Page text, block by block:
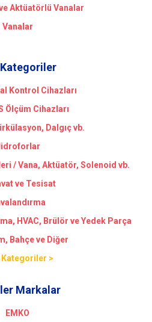
Aktüatörlü Vanalar
Vanalar
Kontrol Cihazları
Ölçüm Cihazları
Dalgıç vb.
/ Vana, Aktüatör, Solenoid vb.
ve Tesisat
HVAC, Brülör ve Yedek Parça
Bahçe ve Diğer
Kategoriler >
Markalar
EMKO